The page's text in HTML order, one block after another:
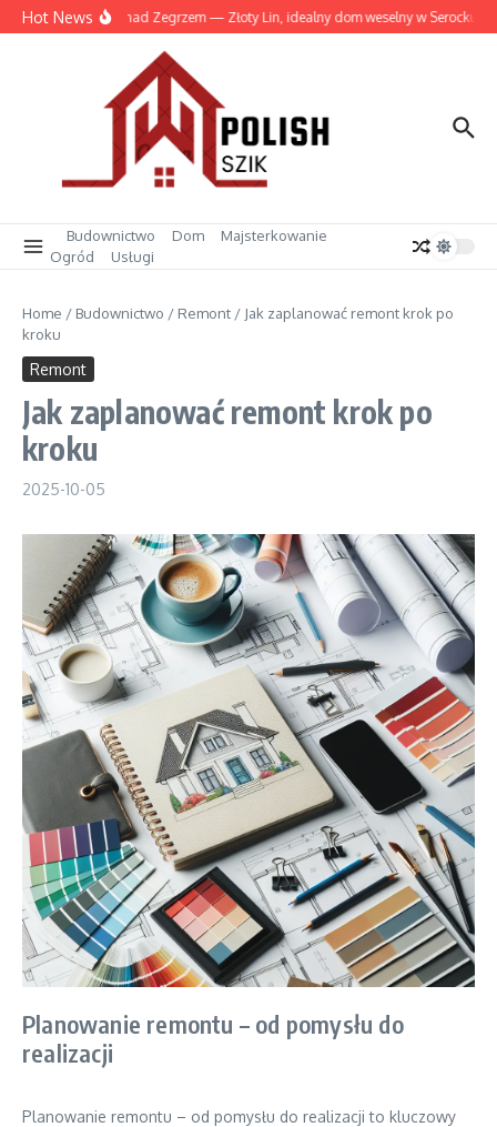
Przejdź do treści
Hot NewsWesele nad Zegrzem — Złoty Lin, idealny dom weselny w Serocku
Budownictwo Dom
Majsterkowanie
Ogród
Usługi
Home / Budownictwo / Remont / Jak zaplanować remont krok po
kroku
Remont
Jak zaplanować remont krok po
kroku
2025-10-05
Planowanie remontu – od pomysłu do
realizacji
Planowanie remontu – od pomysłu do realizacji to kluczowy